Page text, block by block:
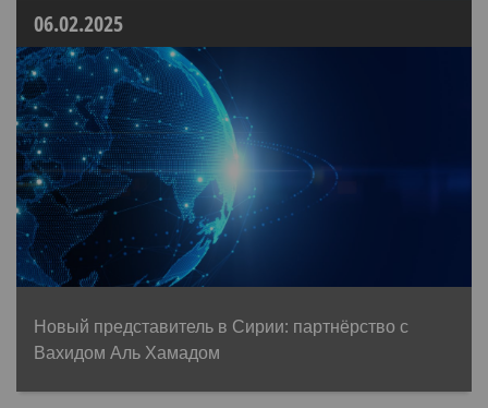
06.02.2025
Новый представитель в Сирии: партнёрство с
Вахидом Аль Хамадом